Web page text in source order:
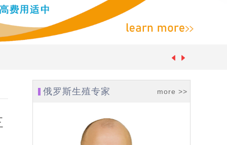
俄罗斯生殖专家 more >>